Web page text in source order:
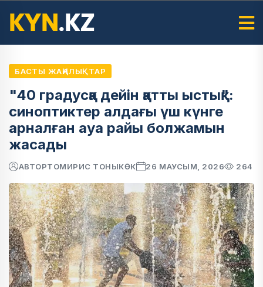
БАСТЫ ЖАҢАЛЫҚТАР
"40 градусқа дейін қатты ыстық":
синоптиктер алдағы үш күнге
арналған ауа райы болжамын
жасады
АВТОРТОМИРИС ТОНЫКӨК 26 МАУСЫМ, 2026 264